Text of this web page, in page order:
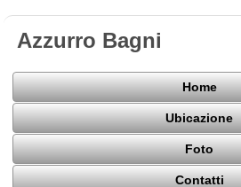
Azzurro Bagni
Home
Ubicazione
Foto
Contatti